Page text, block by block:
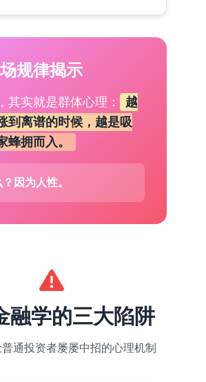
规律揭示
其实就是群体心理：
越
到离谱的时候，越是吸
蜂拥而入。
因为人性。
融学的三大陷阱
通投资者屡屡中招的心理机制